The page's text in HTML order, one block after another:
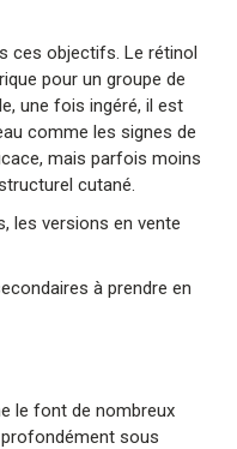
ces objectifs. Le rétinol
pour un groupe de
une fois ingéré, il est
comme les signes de
mais parfois moins
cutané.
les versions en vente
à prendre en
le font de nombreux
sous